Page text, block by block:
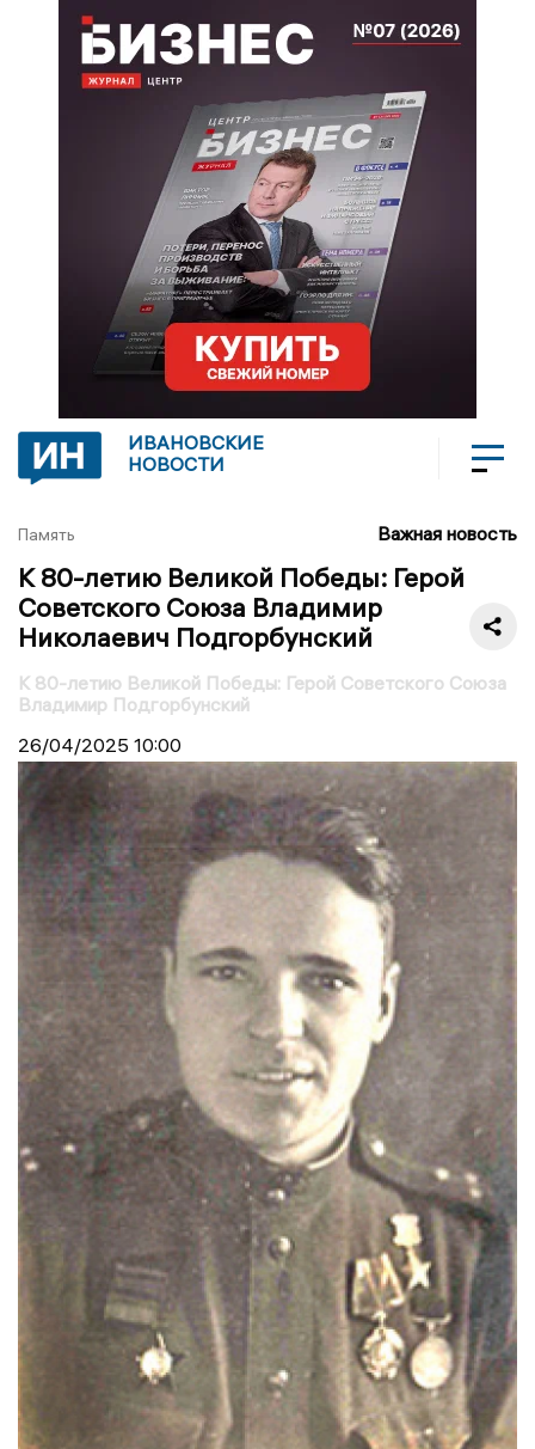
ИВАНОВСКИЕ
НОВОСТИ
Память Важная новость
К 80-летию Великой Победы: Герой
Советского Союза Владимир
Николаевич Подгорбунский
К 80-летию Великой Победы: Герой Советского Союза
Владимир Подгорбунский
26/04/2025 10:00